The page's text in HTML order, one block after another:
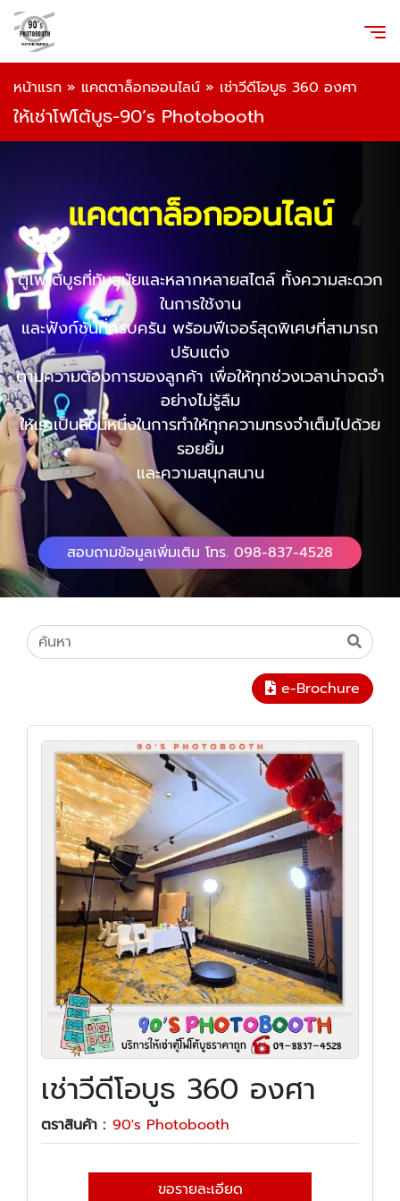
หน้าแรก » แคตตาล็อกออนไลน์ » เช่าวีดีโอบูธ 360 องศา
ให้เช่าโฟโต้บูธ-90’s Photobooth
แคตตาล็อกออนไลน์
ตู้โฟโต้บูธที่ทันสมัยและหลากหลายสไตล์ ทั้งความสะดวก
ในการใช้งาน
และฟังก์ชันที่ครบครัน พร้อมฟีเจอร์สุดพิเศษที่สามารถ
ปรับแต่ง
ตามความต้องการของลูกค้า เพื่อให้ทุกช่วงเวลาน่าจดจำ
อย่างไม่รู้ลืม
ให้เราเป็นส่วนหนึ่งในการทำให้ทุกความทรงจำเต็มไปด้วย
รอยยิ้ม
และความสนุกสนาน
สอบถามข้อมูลเพิ่มเติม โทร. 098-837-4528
e-Brochure
เช่าวีดีโอบูธ 360 องศา
ตราสินค้า : 90's Photobooth
ขอรายละเอียด